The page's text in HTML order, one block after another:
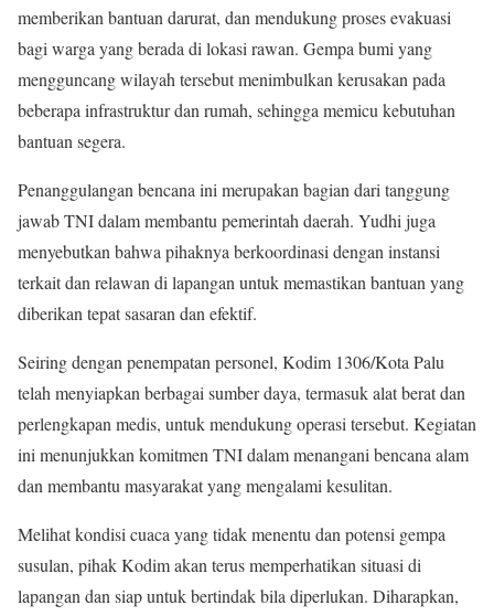
memberikan bantuan darurat, dan mendukung proses evakuasi
bagi warga yang berada di lokasi rawan. Gempa bumi yang
mengguncang wilayah tersebut menimbulkan kerusakan pada
beberapa infrastruktur dan rumah, sehingga memicu kebutuhan
bantuan segera.
Penanggulangan bencana ini merupakan bagian dari tanggung
jawab TNI dalam membantu pemerintah daerah. Yudhi juga
menyebutkan bahwa pihaknya berkoordinasi dengan instansi
terkait dan relawan di lapangan untuk memastikan bantuan yang
diberikan tepat sasaran dan efektif.
Seiring dengan penempatan personel, Kodim 1306/Kota Palu
telah menyiapkan berbagai sumber daya, termasuk alat berat dan
perlengkapan medis, untuk mendukung operasi tersebut. Kegiatan
ini menunjukkan komitmen TNI dalam menangani bencana alam
dan membantu masyarakat yang mengalami kesulitan.
Melihat kondisi cuaca yang tidak menentu dan potensi gempa
susulan, pihak Kodim akan terus memperhatikan situasi di
lapangan dan siap untuk bertindak bila diperlukan. Diharapkan,